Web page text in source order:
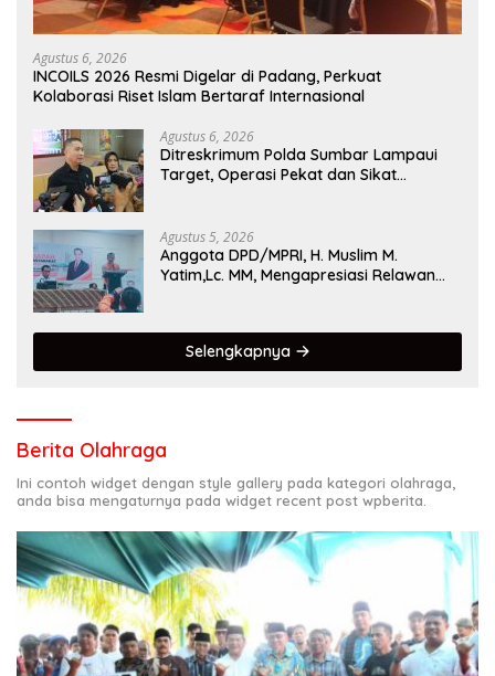
Agustus 6, 2026
INCOILS 2026 Resmi Digelar di Padang, Perkuat
Kolaborasi Riset Islam Bertaraf Internasional
Agustus 6, 2026
Ditreskrimum Polda Sumbar Lampaui
Target, Operasi Pekat dan Sikat
Agustus 5, 2026
Anggota DPD/MPRI, H. Muslim M.
Yatim,Lc. MM, Mengapresiasi Relawan
Selengkapnya
Berita Olahraga
Ini contoh widget dengan style gallery pada kategori olahraga,
anda bisa mengaturnya pada widget recent post wpberita.